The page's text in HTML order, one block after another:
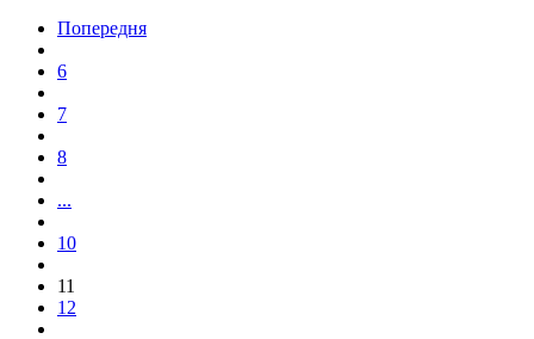
Попередня
6
7
8
...
10
11
12